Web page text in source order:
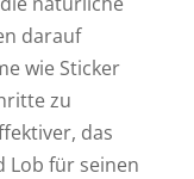
darauf
wie Sticker
zu
das
Lob für seinen